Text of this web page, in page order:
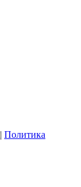
| Политика